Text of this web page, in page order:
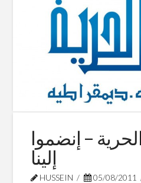
Blog Posts
– إنضموا
إلينا
HUSSEIN 05/08/2011